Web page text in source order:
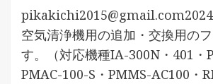
pikakichi2015@gmail.com
空気清浄機用の追加・交換用の
す。（対応機種IA-300N・401・
PMAC-100-S・PMMS-AC100・